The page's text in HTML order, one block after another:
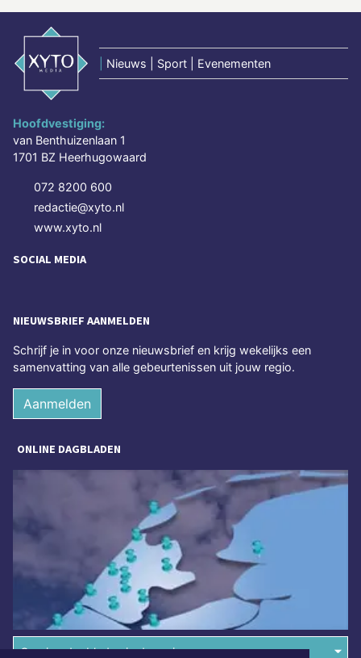
Nieuws | Sport | Evenementen
Hoofdvestiging:
van Benthuizenlaan 1
1701 BZ Heerhugowaard
072 8200 600
redactie@xyto.nl
www.xyto.nl
SOCIAL MEDIA
NIEUWSBRIEF AANMELDEN
Schrijf je in voor onze nieuwsbrief en krijg wekelijks een
samenvatting van alle gebeurtenissen uit jouw regio.
Aanmelden
ONLINE DAGBLADEN
Overige dagbladen in de regio